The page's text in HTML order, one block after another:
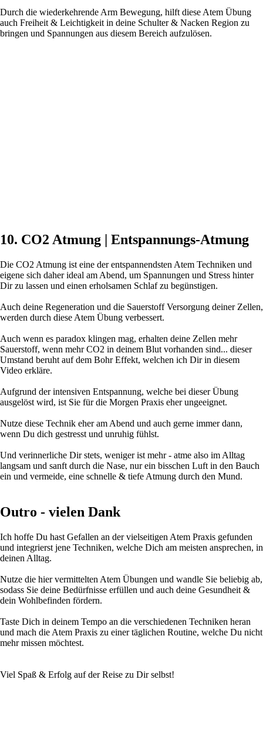
Durch die wiederkehrende Arm Bewegung, hilft diese Atem Übung
auch Freiheit & Leichtigkeit in deine Schulter & Nacken Region zu
bringen und Spannungen aus diesem Bereich aufzulösen.
10. CO2 Atmung | Entspannungs-Atmung
Die CO2 Atmung ist eine der entspannendsten Atem Techniken und
eigene sich daher ideal am Abend, um Spannungen und Stress hinter
Dir zu lassen und einen erholsamen Schlaf zu begünstigen.
Auch deine Regeneration und die Sauerstoff Versorgung deiner Zellen,
werden durch diese Atem Übung verbessert.
Auch wenn es paradox klingen mag, erhalten deine Zellen mehr
Sauerstoff, wenn mehr CO2 in deinem Blut vorhanden sind... dieser
Umstand beruht auf dem Bohr Effekt, welchen ich Dir in diesem
Video erkläre.
Aufgrund der intensiven Entspannung, welche bei dieser Übung
ausgelöst wird, ist Sie für die Morgen Praxis eher ungeeignet.
Nutze diese Technik eher am Abend und auch gerne immer dann,
wenn Du dich gestresst und unruhig fühlst.
Und verinnerliche Dir stets, weniger ist mehr - atme also im Alltag
langsam und sanft durch die Nase, nur ein bisschen Luft in den Bauch
ein und vermeide, eine schnelle & tiefe Atmung durch den Mund.
Outro - vielen Dank
Ich hoffe Du hast Gefallen an der vielseitigen Atem Praxis gefunden
und integrierst jene Techniken, welche Dich am meisten ansprechen, in
deinen Alltag.
Nutze die hier vermittelten Atem Übungen und wandle Sie beliebig ab,
sodass Sie deine Bedürfnisse erfüllen und auch deine Gesundheit &
dein Wohlbefinden fördern.
Taste Dich in deinem Tempo an die verschiedenen Techniken heran
und mach die Atem Praxis zu einer täglichen Routine, welche Du nicht
mehr missen möchtest.
Viel Spaß & Erfolg auf der Reise zu Dir selbst!